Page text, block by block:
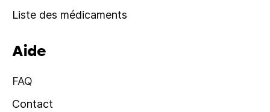
Liste des médicaments
Aide
FAQ
Contact